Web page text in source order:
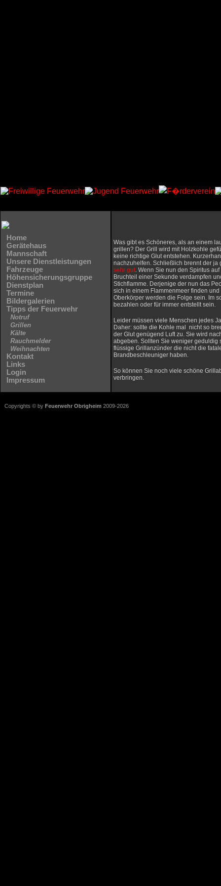
Home
Gerätehaus
Mannschaft
Unsere Dienstleistungen
Fahrzeuge
Höhensicherungsgruppe
Dienstplan
Termine
Bildergalerien
Tipps der Feuerwehr
Notruf
Grillen
Kälte
Rauchmelder
Weihnachten
Kontakt
Links
Login
Impressum
Was gibt es Schöneres, als an einem
grillen? Der Grill wird mit Holzkohle
keine richtige Glut entstehen.
nachzuhelfen. Schließlich brennt der ja
sehr gut. Wenn Sie nun den Spiritus
Bruchteil einer Sekunde verdampfen
Stichflamme. Derjenige der nun das
sich in einem Flammenmeer finden und
Oberkörper werden die Folge sein. Im
bezahlen oder für immer entstellt sein.
Leider müssen viele Menschen jedes
Daher: sollte die Kohle mal nicht so
der Glut genügend Luft zu. Sie wird
abgeben. Sollten Sie weniger geduldig
flüssige Grillanzünder die nicht die
Brandbeschleuniger haben.
So können Sie noch viele schöne
verbringen.
Copyrights © by Feuerwehr Obrigheim 2009-2026